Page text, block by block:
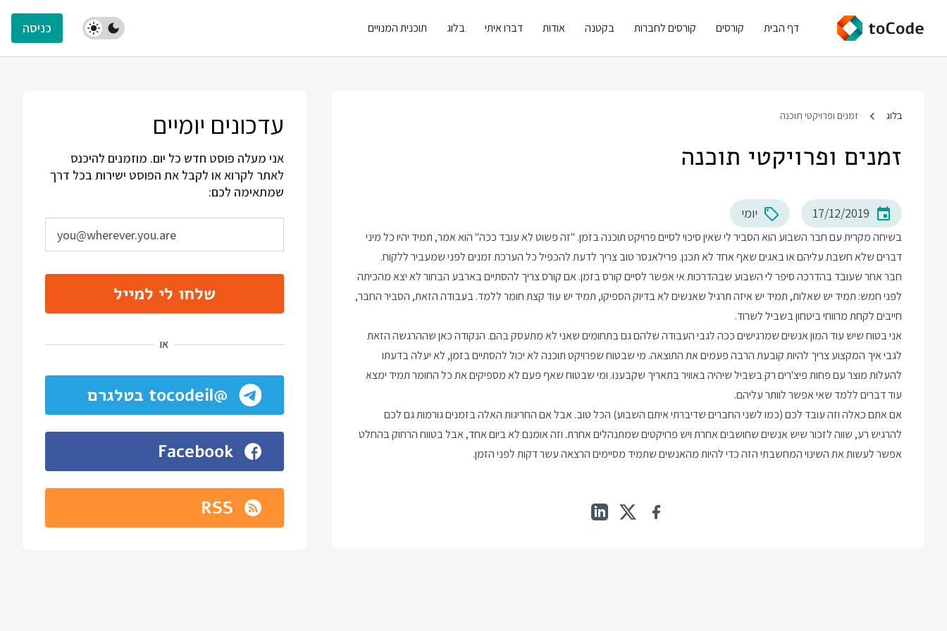
דף הבית קורסים קורסים לחברות בקטנה אודות דברו איתי בלוג תוכנית המנויים כניסה
בלוג זמנים ופרויקטי תוכנה
זמנים ופרויקטי תוכנה
17/12/2019 יומי
בשיחה מקרית עם חבר השבוע הוא הסביר לי שאין סיכוי לסיים פרויקט תוכנה בזמן. "זה פשוט לא עובד ככה" הוא אמר, תמיד יהיו כל מיני
דברים שלא חשבת עליהם או באגים שאף אחד לא תכנן. פרילאנסר טוב צריך לדעת להכפיל כל הערכת זמנים לפני שמעביר ללקוח.
חבר אחר שעובד בהדרכה סיפר לי השבוע שבהדרכות אי אפשר לסיים קורס בזמן. אם קורס צריך להסתיים בארבע הבחור לא יצא מהכיתה
לפני חמש: תמיד יש שאלות, תמיד יש איזה תרגיל שאנשים לא בדיוק הספיקו, תמיד יש עוד קצת חומר ללמד. בעבודה הזאת, הסביר החבר,
חייבים לקחת מרווחי ביטחון בשביל לשרוד.
אני בטוח שיש עוד המון אנשים שמרגישים ככה לגבי העבודה שלהם גם בתחומים שאני לא מתעסק בהם. הנקודה כאן שההרגשה הזאת
לגבי איך המקצוע צריך להיות קובעת הרבה פעמים את התוצאה. מי שבטוח שפרויקט תוכנה לא יכול להסתיים בזמן, לא יעלה בדעתו
להעלות מוצר עם פחות פיצ'רים רק בשביל שיהיה באוויר בתאריך שקבענו. ומי שבטוח שאף פעם לא מספיקים את כל החומר תמיד ימצא
עוד דברים ללמד שאי אפשר לוותר עליהם.
אם אתם כאלה וזה עובד לכם (כמו לשני החברים שדיברתי איתם השבוע) הכל טוב. אבל אם החריגות האלה בזמנים גורמות גם לכם
להרגיש רע, שווה לזכור שיש אנשים שחושבים אחרת ויש פרויקטים שמתנהלים אחרת. וזה אומנם לא ביום אחד, אבל בטווח הרחוק בהחלט
אפשר לעשות את השינוי המחשבתי הזה כדי להיות מהאנשים שתמיד מסיימים הרצאה עשר דקות לפני הזמן.
עדכונים יומיים
אני מעלה פוסט חדש כל יום. מוזמנים להיכנס
לאתר לקרוא או לקבל את הפוסט ישירות בכל דרך
שמתאימה לכם:
שלחו לי למייל
או
@tocodeil בטלגרם
Facebook
RSS